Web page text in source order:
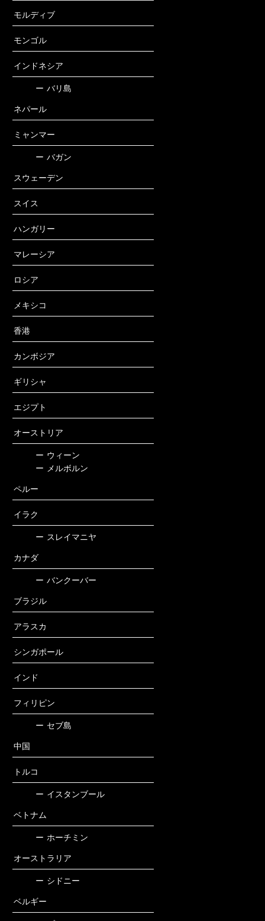
モルディブ
モンゴル
インドネシア
ー バリ島
ネパール
ミャンマー
ー バガン
スウェーデン
スイス
ハンガリー
マレーシア
ロシア
メキシコ
香港
カンボジア
ギリシャ
エジプト
オーストリア
ー ウィーン
ー
メルボルン
ペルー
イラク
ー スレイマニヤ
カナダ
ー バンクーバー
ブラジル
アラスカ
シンガポール
インド
フィリピン
ー セブ島
中国
トルコ
ー イスタンブール
ベトナム
ー ホーチミン
オーストラリア
ー シドニー
ベルギー